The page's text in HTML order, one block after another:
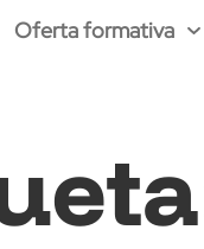
Oferta formativa